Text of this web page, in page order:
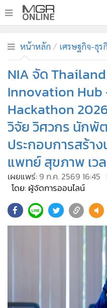
ทันเหตุการณ์
• ภาคใต้
• บันเทิง
• ผู้จัดการรายวัน
• คอลัมนิสต์
• ละคร
• CbizReview
Cyber BIZ
• ผู้จัดกวน
• Good health & Well-
Green Innovation & SD
• การเมือง
หน้าหลัก เศรษฐกิจ-ธุร
NIA จัด
Innovation Hub
Hackathon
วิจัย วิศวกร นักพั
ประกอบการสร้า
แพทย์ สุขภาพ เว
เผยแพร่: 9 ก.ค. 2569 16:45
โดย: ผู้จัดการออนไลน์